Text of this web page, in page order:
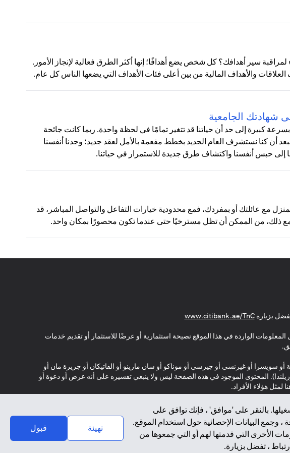
سير أهدافك؟ كل شخص يضع أهدافًا؛ إنها أكثر الطرق فعالية لإنجاز الأمور.
والأهداف المالية من بين أعلى فئات الأهداف التي يضعها الناس كل عام.
شهادتك الجامعية
كبيرة إلى حد أن حياتنا قد تتغير تمامًا في لحظة واحدة. ربما كانت جائحة
– فبعد أن كنا نستشرف العام الجديد بخطط مفعمة بالأمل لعقد جديد؛ وجدنا أنفسنا
إلى حبس أنفسنا واكتشاف طرق جديدة للاستمرار في حياتنا.
مع عائلتك أو بمفردك، فمع محدودية خيارات التفاعل والتواصل المباشر، قد
ذلك، من الممكن أن تظل مسترخيًا حتى عندما تكون محصورًا بمكان واحد.
بالنقر على 'موافق' ، فإنك توافق على
وجمع البيانات الإحصائية حول استخدام الموقع.
الأخرى التي قدمتها لهم أو التي جمعوها من
، تفضل بزيارة.
تهيئة قبول
بزيارةwww.citibank.ae/TnC
(opens in a new tab)
الواردة في هذا الموقع نصيحة استثمارية أو عرضًا للاستثمار أو تقديم خدمات
أو سويسرا أو غيرنسي أو جيرسي أو موناكو أو سان مارينو أو الفاتيكان أو جزيرة مان أو
المحتوى الموجود في هذه الصفحة ليس ولا ينبغي تفسيره على أنه عرض أو دعوة أو
لمثل هؤلاء الأفراد.